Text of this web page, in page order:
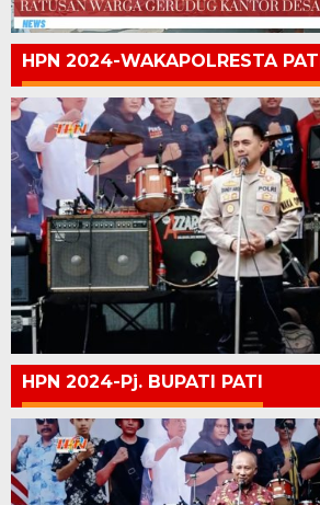
HPN 2024-WAKAPOLRESTA
HPN 2024-Pj. BUPATI PATI